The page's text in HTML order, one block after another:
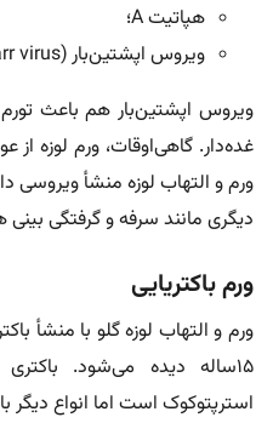
هپاتیت A؛
ویروس اپشتین‌بار (Epstein-Barr virus).
ویروس اپشتین‌بار هم باعث
غده‌دار. گاهی‌اوقات، ورم لوزه
ورم و التهاب لوزه منشأ ویروسی
دیگری مانند سرفه و گرفتگی
ورم باکتریایی
۱۵ساله دیده می‌شود.
استرپتوکوک است اما انواع دیگر